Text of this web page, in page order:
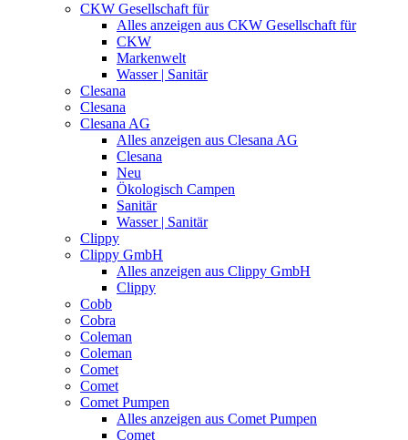
CKW Gesellschaft für
Alles anzeigen aus CKW Gesellschaft für
CKW
Markenwelt
Wasser | Sanitär
Clesana
Clesana
Clesana AG
Alles anzeigen aus Clesana AG
Clesana
Neu
Ökologisch Campen
Sanitär
Wasser | Sanitär
Clippy
Clippy GmbH
Alles anzeigen aus Clippy GmbH
Clippy
Cobb
Cobra
Coleman
Coleman
Comet
Comet
Comet Pumpen
Alles anzeigen aus Comet Pumpen
Comet